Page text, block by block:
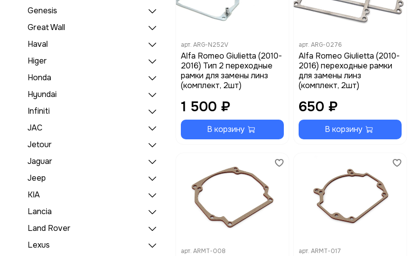
арт. ARG-N252V
Alfa Romeo Giulietta (2010-
2016) Тип 2 переходные
рамки для замены линз
(комплект, 2шт)
1 500 ₽
В корзину
арт. ARG-0276
Alfa Romeo Giulietta (2010-
2016) переходные рамки
для замены линз
(комплект, 2шт)
650 ₽
В корзину
арт. ARMT-008 арт. ARMT-017
Genesis
Great Wall
Haval
Higer
Honda
Hyundai
Infiniti
JAC
Jetour
Jaguar
Jeep
KIA
Lancia
Land Rover
Lexus